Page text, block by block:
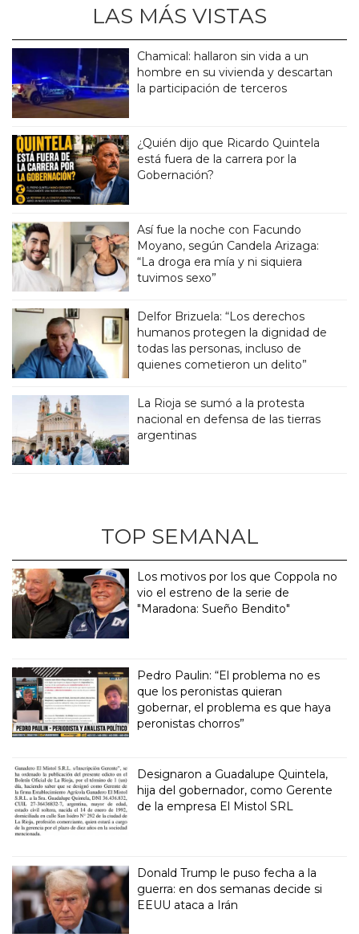
LAS MÁS VISTAS
Chamical: hallaron sin vida a un
hombre en su vivienda y descartan
la participación de terceros
¿Quién dijo que Ricardo Quintela
está fuera de la carrera por la
Gobernación?
Así fue la noche con Facundo
Moyano, según Candela Arizaga:
“La droga era mía y ni siquiera
tuvimos sexo”
Delfor Brizuela: “Los derechos
humanos protegen la dignidad de
todas las personas, incluso de
quienes cometieron un delito”
La Rioja se sumó a la protesta
nacional en defensa de las tierras
argentinas
TOP SEMANAL
Los motivos por los que Coppola no
vio el estreno de la serie de
"Maradona: Sueño Bendito"
Pedro Paulin: “El problema no es
que los peronistas quieran
gobernar, el problema es que haya
peronistas chorros”
Designaron a Guadalupe Quintela,
hija del gobernador, como Gerente
de la empresa El Mistol SRL
Donald Trump le puso fecha a la
guerra: en dos semanas decide si
EEUU ataca a Irán